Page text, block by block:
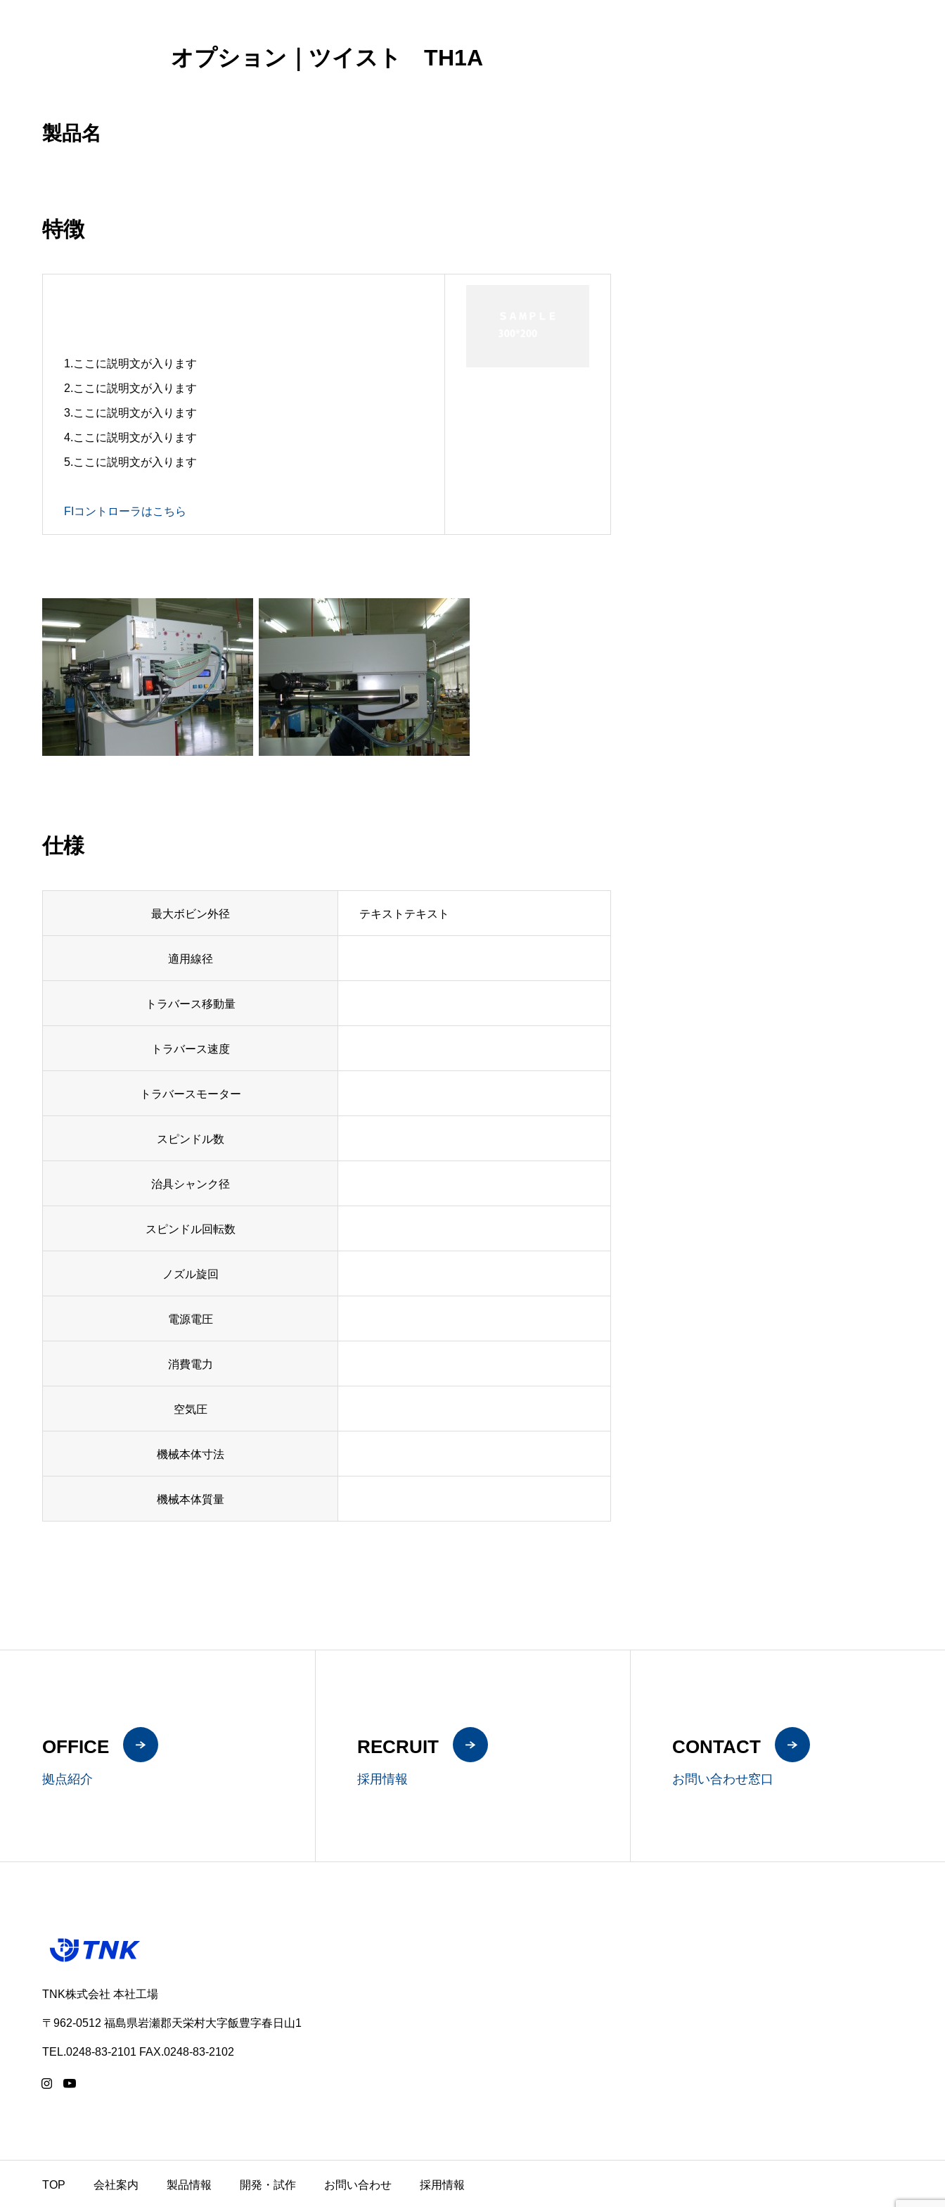
オプション｜ツイスト TH1A
製品名
特徴
1.ここに説明文が入ります
2.ここに説明文が入ります
3.ここに説明文が入ります
4.ここに説明文が入ります
5.ここに説明文が入ります
FIコントローラはこちら
仕様
最大ボビン外径 テキストテキスト
適用線径
トラバース移動量
トラバース速度
トラバースモーター
スピンドル数
治具シャンク径
スピンドル回転数
ノズル旋回
電源電圧
消費電力
空気圧
機械本体寸法
機械本体質量
OFFICE
拠点紹介
RECRUIT
採用情報
CONTACT
お問い合わせ窓口
TNK株式会社 本社工場
〒962-0512 福島県岩瀬郡天栄村大字飯豊字春日山1
TEL.0248-83-2101 FAX.0248-83-2102
TOP 会社案内 製品情報 開発・試作 お問い合わせ 採用情報